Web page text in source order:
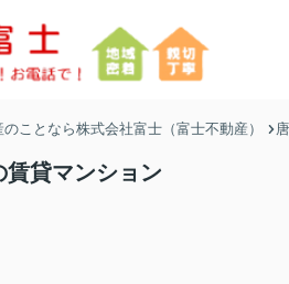
ことなら株式会社富士（富士不動産）
賃貸マンション